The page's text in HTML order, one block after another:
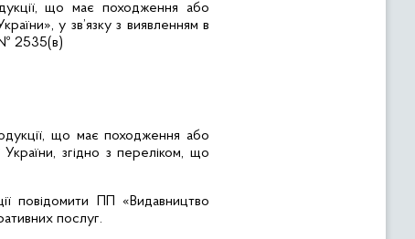
що має походження або
у зв’язку з виявленням в
№ 2535(в)
що має походження або
згідно з переліком, що
повідомити ПП «Видавництво
послуг.